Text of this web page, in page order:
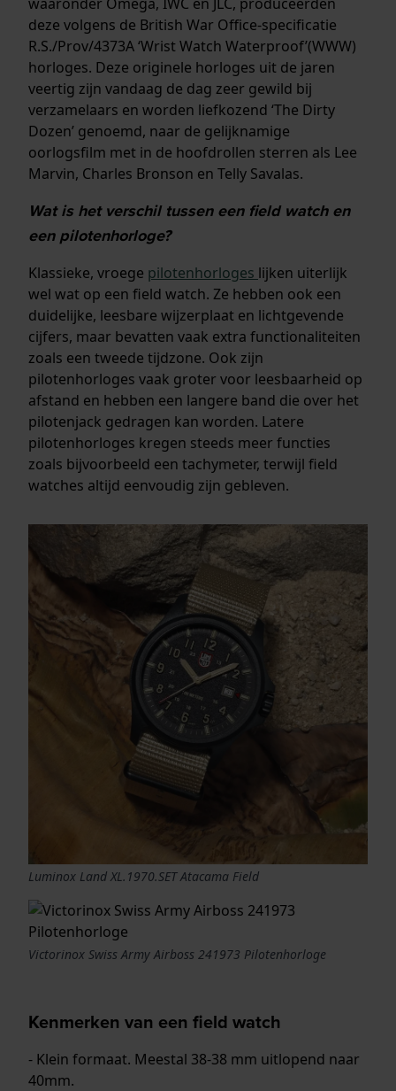
deze volgens de British War Office-specificatie
R.S./Prov/4373A ‘Wrist Watch Waterproof’(WWW)
horloges. Deze originele horloges uit de jaren
veertig zijn vandaag de dag zeer gewild bij
verzamelaars en worden liefkozend ‘The Dirty
Dozen’ genoemd, naar de gelijknamige
oorlogsfilm met in de hoofdrollen sterren als Lee
Marvin, Charles Bronson en Telly Savalas.
Wat is het verschil tussen een field watch en
een pilotenhorloge?
Klassieke, vroege pilotenhorloges lijken uiterlijk
wel wat op een field watch. Ze hebben ook een
duidelijke, leesbare wijzerplaat en lichtgevende
cijfers, maar bevatten vaak extra functionaliteiten
zoals een tweede tijdzone. Ook zijn
pilotenhorloges vaak groter voor leesbaarheid op
afstand en hebben een langere band die over het
pilotenjack gedragen kan worden. Latere
pilotenhorloges kregen steeds meer functies
zoals bijvoorbeeld een tachymeter, terwijl field
watches altijd eenvoudig zijn gebleven.
Luminox Land XL.1970.SET Atacama Field
Victorinox Swiss Army Airboss 241973 Pilotenhorloge
Kenmerken van een field watch
- Klein formaat. Meestal 38-38 mm uitlopend naar
40mm.